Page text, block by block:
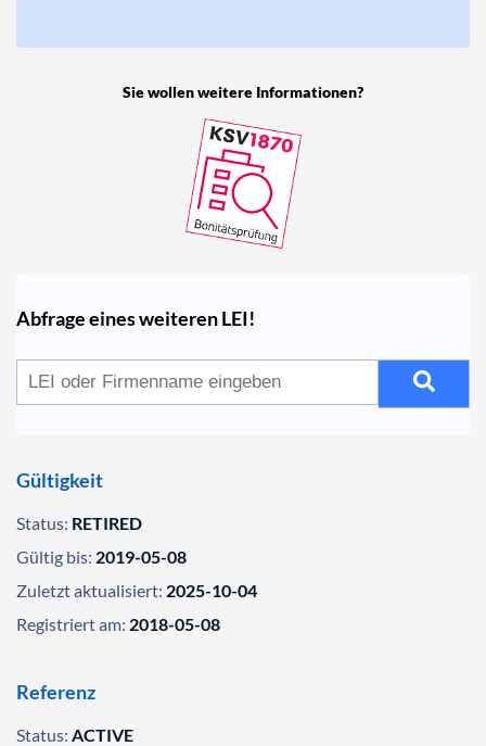
Sie wollen weitere Informationen?
Abfrage eines weiteren LEI!
Gültigkeit
Status: RETIRED
Gültig bis: 2019-05-08
Zuletzt aktualisiert: 2025-10-04
Registriert am: 2018-05-08
Referenz
Status: ACTIVE